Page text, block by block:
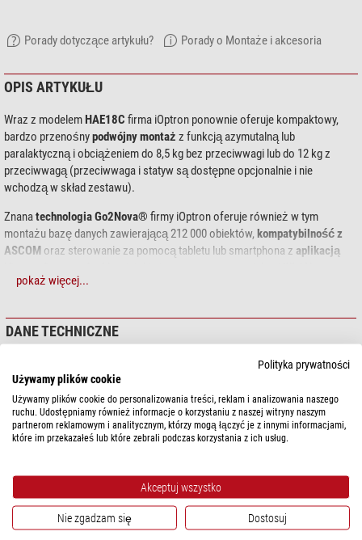
Porady dotyczące artykułu? Porady o Montaże i akcesoria
OPIS ARTYKUŁU
Wraz z modelemHAE18C firma iOptron ponownie oferuje kompaktowy,
bardzo przenośnypodwójny montaż z funkcją azymutalną lub
paralaktyczną i obciążeniem do 8,5 kg bez przeciwwagi lub do 12 kg z
przeciwwagą (przeciwwaga i statyw są dostępne opcjonalnie i nie
wchodzą w skład zestawu).
Znanatechnologia Go2Nova® firmy iOptron oferuje również w tym
montażu bazę danych zawierającą 212 000 obiektów, kompatybilność z
ASCOM oraz sterowanie za pomocą tabletu lub smartphona z aplikacją
Wbudowany mechanizm kontrolny„Electronic Friction Brake”natychmiast
zatrzymuje ruch montażu w przypadku niezamierzonego przerwania
zasilania. Po włączeniu montaż kalibruje się samodzielnie i rozpoznaje
swoją pozycję. Zasilacz sieciowy należy do zakresu dostawy, podobnie jak
solidna (ale lekka!) skrzynia transportowa.
Statyw i przedłużenia kolumn statywowych są dostępne opcjonalnie.
Opcjonalnie dostępny jest również pilot Go2Nova 8411 (art. 84597).
SWG Hybrid:Dzięki zastosowaniu przekładni SWG (Strain Wave Gear) dla
osi RA i konwencjonalnej przekładni ślimakowej dla osi DEC, ten montaż
pokaż więcej...
DANE TECHNICZNE
Max. ciężar udźwigu (kg)
Interfejsy
WiFi, USB, HC
Wybór języka
Angielski
Siodełko montażowe
Vixen-Style
Napięcie wejściowe
12
Natężenie prądu (A)
5
Encoder
nie
Materiał osi deklinacji
Aluminium
pokaż więcej...
Polityka prywatności
Używamy plików cookie
Używamy plików cookie do personalizowania treści, reklam i analizowania naszego
ruchu. Udostępniamy również informacje o korzystaniu z naszej witryny naszym
partnerom reklamowym i analitycznym, którzy mogą łączyć je z innymi informacjami,
które im przekazałeś lub które zebrali podczas korzystania z ich usług.
Akceptuj wszystko
Nie zgadzam się Dostosuj